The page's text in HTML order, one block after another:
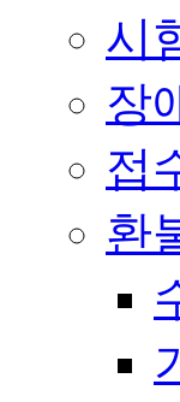
시
장
접
환